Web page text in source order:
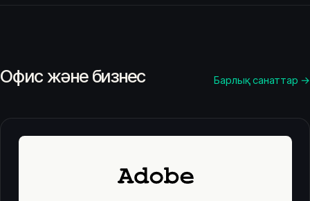
Офис және бизнес Барлық санаттар →